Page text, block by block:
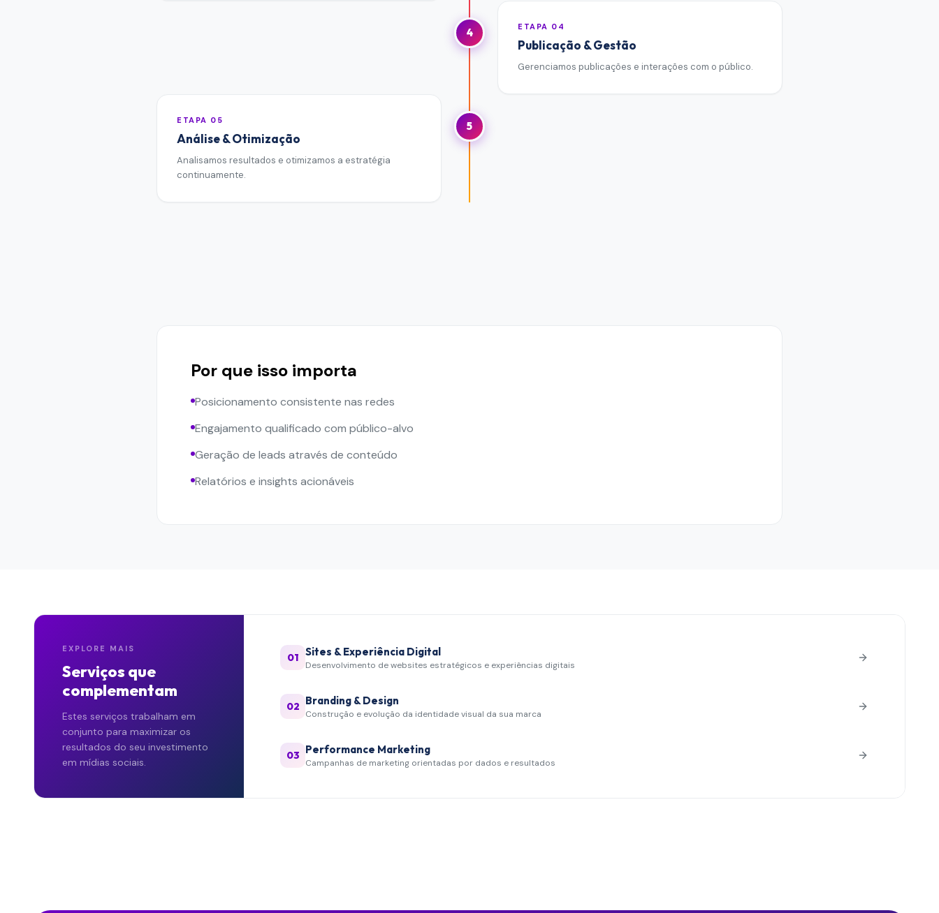
4 ETAPA 04
Publicação & Gestão
Gerenciamos publicações e interações com o público.
5
ETAPA 05
Análise & Otimização
Analisamos resultados e otimizamos a estratégia
continuamente.
Por que isso importa
Posicionamento consistente nas redes
Engajamento qualificado com público-alvo
Geração de leads através de conteúdo
Relatórios e insights acionáveis
EXPLORE MAIS
Serviços que
complementam
Estes serviços trabalham em
conjunto para maximizar os
resultados do seu investimento
em mídias sociais.
01 Sites & Experiência Digital
Desenvolvimento de websites estratégicos e experiências digitais
02 Branding & Design
Construção e evolução da identidade visual da sua marca
03 Performance Marketing
Campanhas de marketing orientadas por dados e resultados